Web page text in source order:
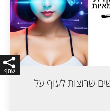
שרוצות לעוף על